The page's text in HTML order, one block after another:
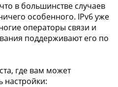
в большинстве случаев
особенного. IPv6 уже
операторы связи и
поддерживают его по
где вам может
настройки: